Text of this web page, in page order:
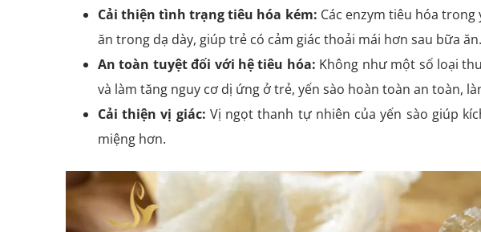
Cải thiện tình trạng tiêu hóa kém: Các enzym tiêu hóa
ăn trong dạ dày, giúp trẻ có cảm giác thoải mái hơn sau bữa ăn.
An toàn tuyệt đối với hệ tiêu hóa: Không như một số loại
và làm tăng nguy cơ dị ứng ở trẻ, yến sào hoàn toàn an toàn,
Cải thiện vị giác: Vị ngọt thanh tự nhiên của yến sào giúp
miệng hơn.